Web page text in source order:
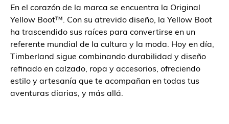
En el corazón de la marca se encuentra la Original
Yellow Boot™. Con su atrevido diseño, la Yellow Boot
ha trascendido sus raíces para convertirse en un
referente mundial de la cultura y la moda. Hoy en día,
Timberland sigue combinando durabilidad y diseño
refinado en calzado, ropa y accesorios, ofreciendo
estilo y artesanía que te acompañan en todas tus
aventuras diarias, y más allá.